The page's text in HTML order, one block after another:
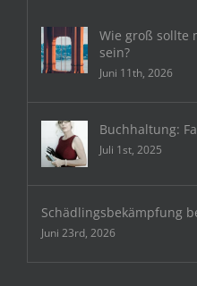
Wie groß sollte
sein?
Juni 11th, 2026
Buchhaltung:
Juli 1st, 2025
Schädlingsbekämpfung
Juni 23rd, 2026